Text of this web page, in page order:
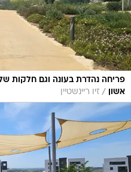
פריחה נהדרת בעונה וגם חלקות
אשון
/ זיו ריינשטיין